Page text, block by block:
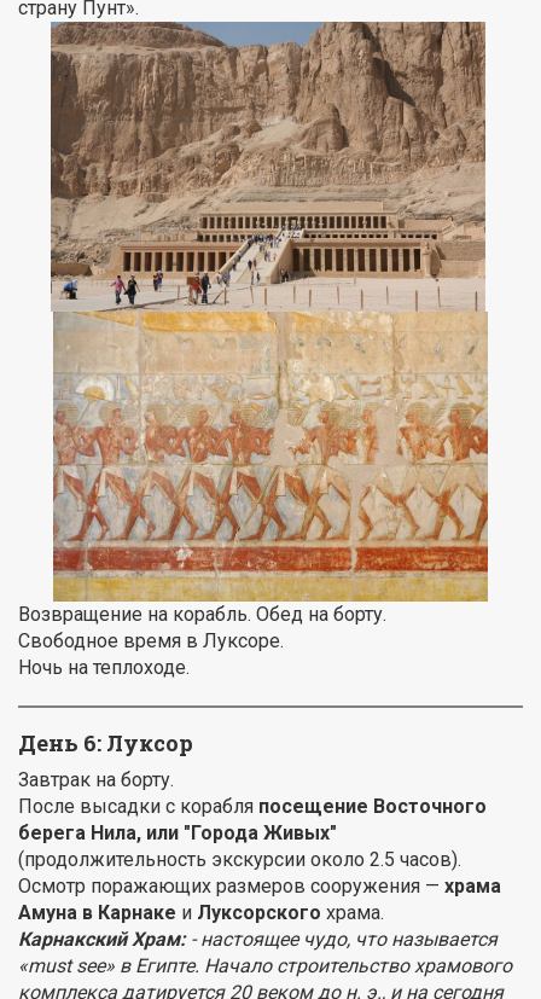
страну Пунт».
Возвращение на корабль. Обед на борту.
Свободное время в Луксоре.
Ночь на теплоходе.
День 6: Луксор
Завтрак на борту.
После высадки с корабля посещение Восточного
берега Нила, или "Города Живых"
(продолжительность экскурсии около 2.5 часов).
Осмотр поражающих размеров сооружения — храма
Амуна в Карнаке и Луксорского храма.
Карнакский Храм:- настоящее чудо, что называется
«must see» в Египте. Начало строительство храмового
комплекса датируется 20 веком до н. э., и на сегодня